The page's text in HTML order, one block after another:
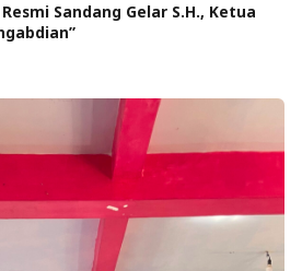
Sandang Gelar S.H., Ketua